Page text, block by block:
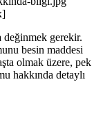
değinmek gerekir.
besin maddesi
olmak üzere, pek
hakkında detaylı